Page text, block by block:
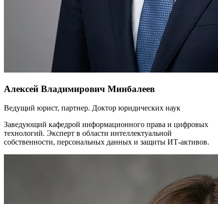
Алексей Владимирович Минбалеев
Ведущий юрист, партнер. Доктор юридических наук
Заведующий кафедрой информационного права и цифровых
технологий. Эксперт в области интеллектуальной
собственности, персональных данных и защиты ИТ-активов.